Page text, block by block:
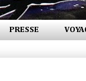
PRESSE